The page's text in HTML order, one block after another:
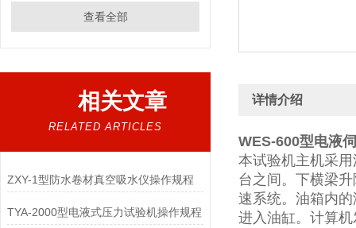
查看全部
相关文章
RELATED ARTICLES
ZXY-1型防水卷材真空吸水仪操作规程
TYA-2000型电液式压力试验机操作规程
详情介绍
WES-600型电液
本试验机主机采
台之间。下横梁
速系统。油箱内
进入油缸。计算